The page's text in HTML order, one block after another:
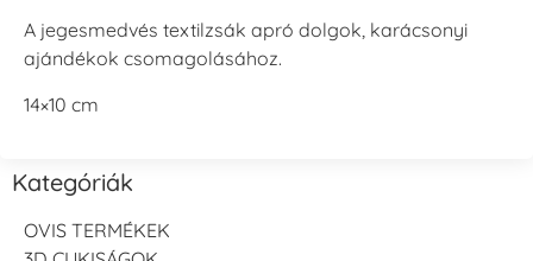
A jegesmedvés textilzsák apró dolgok, karácsonyi
ajándékok csomagolásához.
14×10 cm
Kategóriák
OVIS TERMÉKEK